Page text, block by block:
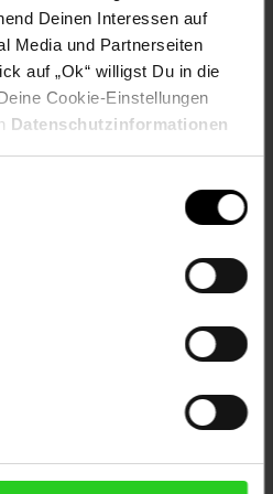
Deinen Interessen auf
Media und Partnerseiten
auf „Ok“ willigst Du in die
Cookie-Einstellungen
Datenschutzinformationen
Herren Sportbekleidung